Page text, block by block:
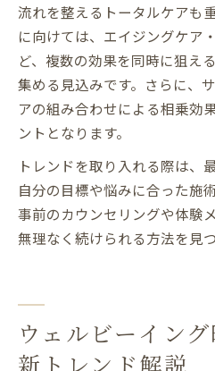
流れを整えるトータルケアも
に向けては、エイジングケア
ど、複数の効果を同時に狙え
集める見込みです。さらに、
アの組み合わせによる相乗効
ントとなります。
トレンドを取り入れる際は、
自分の目標や悩みに合った施
事前のカウンセリングや体験
無理なく続けられる方法を見
ウェルビーイン
新トレンド解説